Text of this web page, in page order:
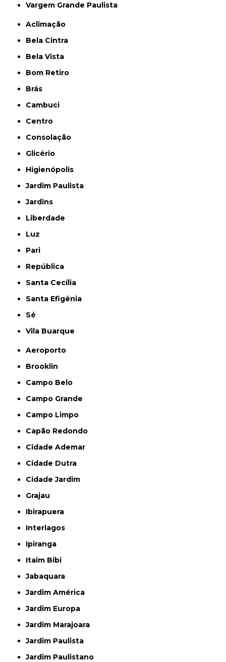
Vargem Grande Paulista
Aclimação
Bela Cintra
Bela Vista
Bom Retiro
Brás
Cambuci
Centro
Consolação
Glicério
Higienópolis
Jardim Paulista
Jardins
Liberdade
Luz
Pari
República
Santa Cecília
Santa Efigênia
Sé
Vila Buarque
Aeroporto
Brooklin
Campo Belo
Campo Grande
Campo Limpo
Capão Redondo
Cidade Ademar
Cidade Dutra
Cidade Jardim
Grajau
Ibirapuera
Interlagos
Ipiranga
Itaim Bibi
Jabaquara
Jardim América
Jardim Europa
Jardim Marajoara
Jardim Paulista
Jardim Paulistano